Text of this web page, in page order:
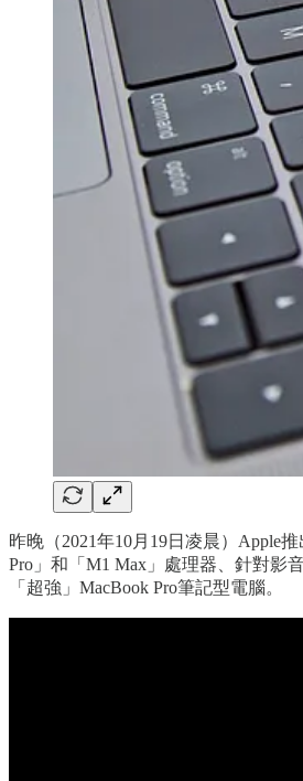
昨晚（2021年10月19日凌晨）Apple
Pro」和「M1 Max」處理器、針對影
「超強」MacBook Pro筆記型電腦。